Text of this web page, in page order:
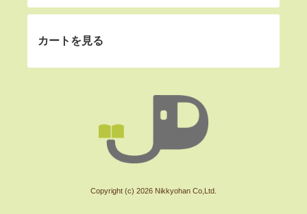
カートを見る
Copyright (c) 2026 Nikkyohan Co,Ltd.